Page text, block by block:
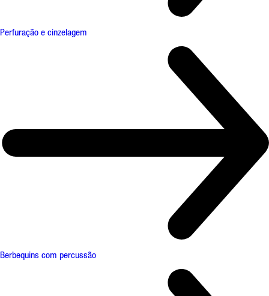
Perfuração e cinzelagem
Berbequins com percussão